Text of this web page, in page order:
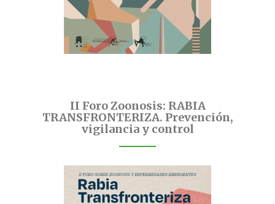
II Foro Zoonosis: RABIA
TRANSFRONTERIZA. Prevención,
vigilancia y control